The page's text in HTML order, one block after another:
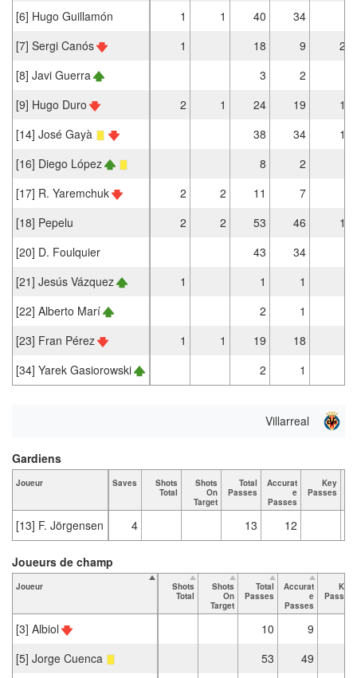
[6] Hugo Guillamón 1 1 40
34
[7] Sergi Canós
1 18 9
2
[8] Javi Guerra
3
2
[9] Hugo Duro
2 1 24 19
1
[14] José Gayà
38 34
1
[16] Diego López
8
2
[17] R. Yaremchuk
2 2 11
7
[18] Pepelu
2 2 53 46
1
[20] D. Foulquier
43
34
[21] Jesús Vázquez
1 1
1
[22] Alberto Marí
2
1
[23] Fran Pérez
1 1 19
18
[34] Yarek Gasiorowski
2 1
Villarreal
Joueur Saves
Shots
Total
Shots
On
Target
Total
Passes
Accurat
e
Passes
Key
Passes
[13] F. Jörgensen 4 13 12
Gardiens
Joueur
Shots
Total
Shots
On
Target
Total
Passes
Accurat
e
Passes
Key
Passes
[3] Albiol 10
9
[5] Jorge Cuenca
53
49
Joueurs de champ